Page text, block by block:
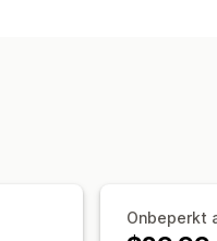
van bezorgingOnbeperkt